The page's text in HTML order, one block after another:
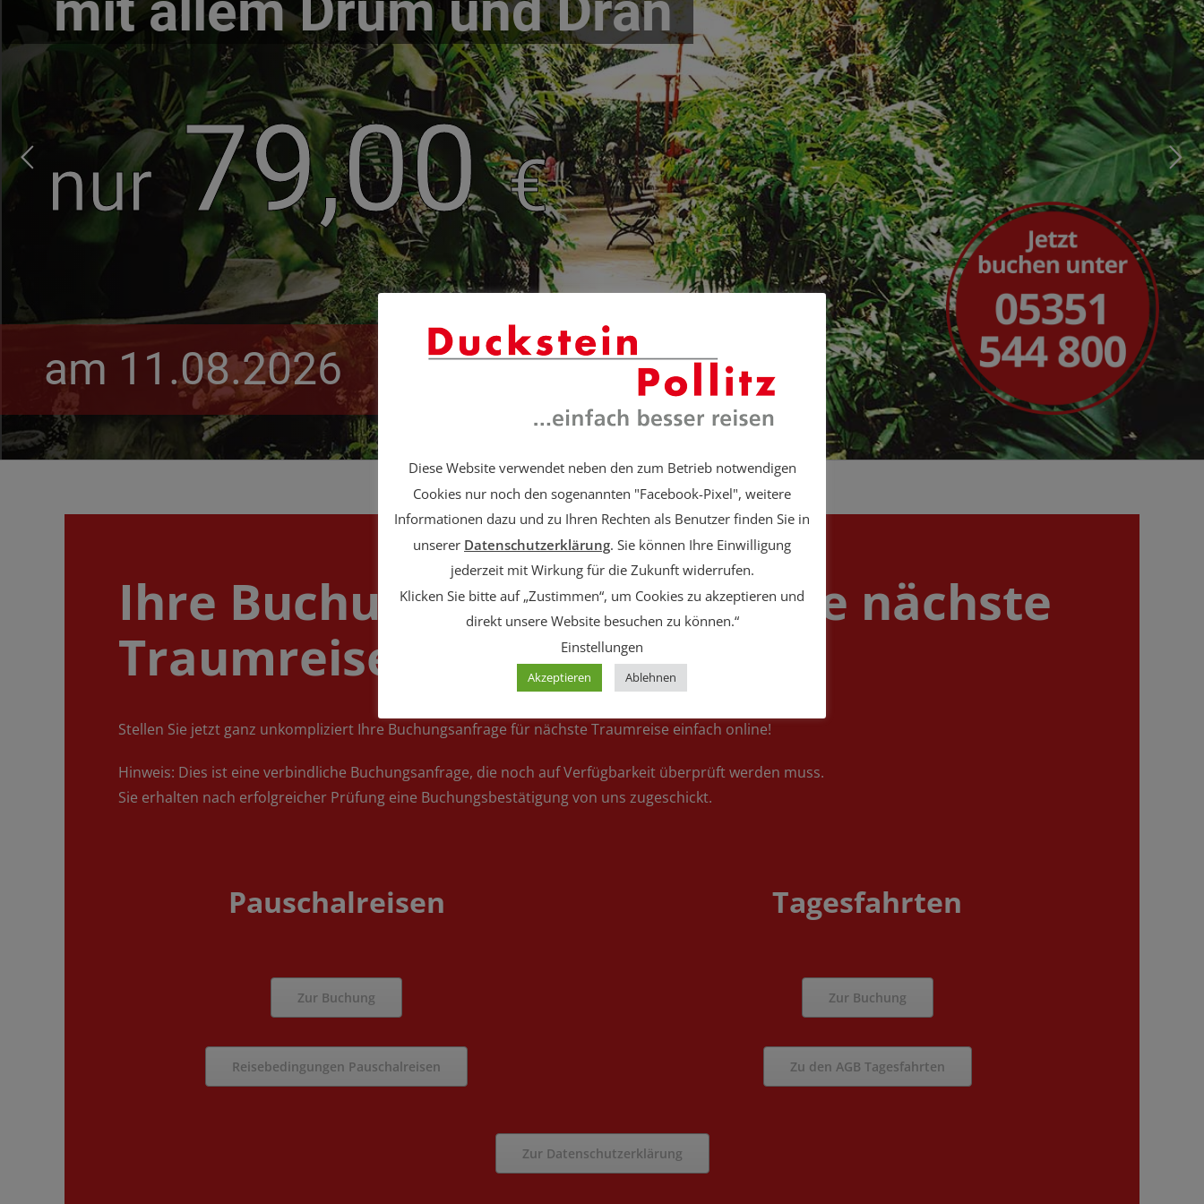
am 11.08.2026
nur79,00€
Ihre Buchungsanfrage für Ihre nächste
Traumreise
Stellen Sie jetzt ganz unkompliziert Ihre Buchungsanfrage für nächste Traumreise einfach online!
Hinweis: Dies ist eine verbindliche Buchungsanfrage, die noch auf Verfügbarkeit überprüft werden muss.
Sie erhalten nach erfolgreicher Prüfung eine Buchungsbestätigung von uns zugeschickt.
Pauschalreisen
Zur Buchung
Reisebedingungen Pauschalreisen
Tagesfahrten
Zur Buchung
Zu den AGB Tagesfahrten
Zur Datenschutzerklärung
Diese Website verwendet neben den zum Betrieb notwendigen
Cookies nur noch den sogenannten "Facebook-Pixel", weitere
Informationen dazu und zu Ihren Rechten als Benutzer finden Sie in
unserer Datenschutzerklärung. Sie können Ihre Einwilligung
jederzeit mit Wirkung für die Zukunft widerrufen.
Klicken Sie bitte auf „Zustimmen“, um Cookies zu akzeptieren und
direkt unsere Website besuchen zu können.“
Einstellungen
Akzeptieren Ablehnen